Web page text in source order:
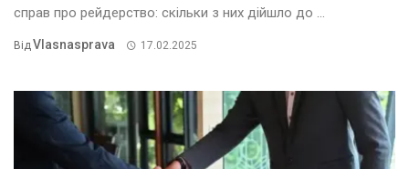
справ про рейдерство: скільки з них дійшло до ...
ВідVlasnasprava 17.02.2025